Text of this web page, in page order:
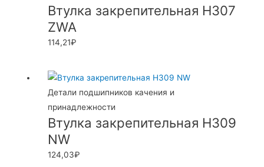
Втулка закрепительная H307
ZWA
114,21₽
Детали подшипников качения и
принадлежности
Втулка закрепительная H309
NW
124,03₽